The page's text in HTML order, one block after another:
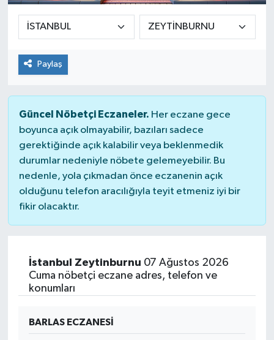
Paylaş
Güncel Nöbetçi Eczaneler. Her eczane gece
boyunca açık olmayabilir, bazıları sadece
gerektiğinde açık kalabilir veya beklenmedik
durumlar nedeniyle nöbete gelemeyebilir. Bu
nedenle, yola çıkmadan önce eczanenin açık
olduğunu telefon aracılığıyla teyit etmeniz iyi bir
fikir olacaktır.
İstanbul Zeytinburnu 07 Ağustos 2026
Cuma nöbetçi eczane adres, telefon ve
konumları
BARLAS ECZANESİ
Sağlık
Siyaset
Teknoloji
Türkiye